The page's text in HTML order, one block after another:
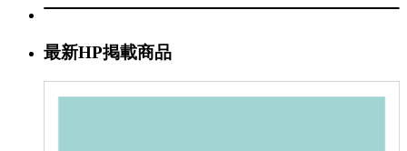
最新HP掲載商品